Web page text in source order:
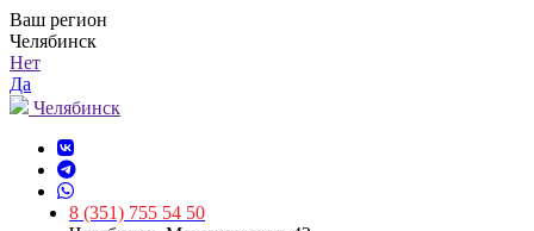
Ваш регион
Челябинск
Нет
Да
Челябинск
8 (351) 755 54 50